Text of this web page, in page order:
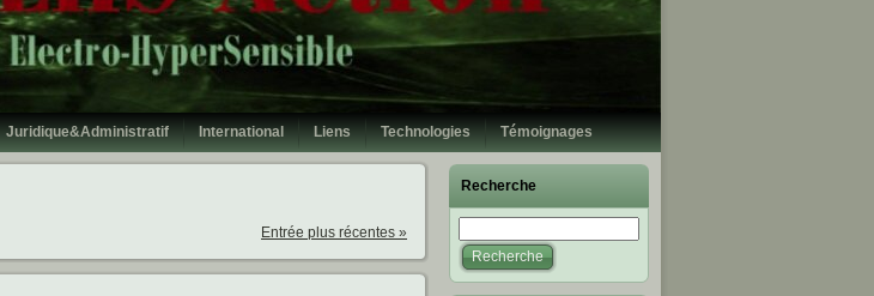
Juridique&Administratif International Liens Technologies Témoignages
Entrée plus récentes »
Recherche